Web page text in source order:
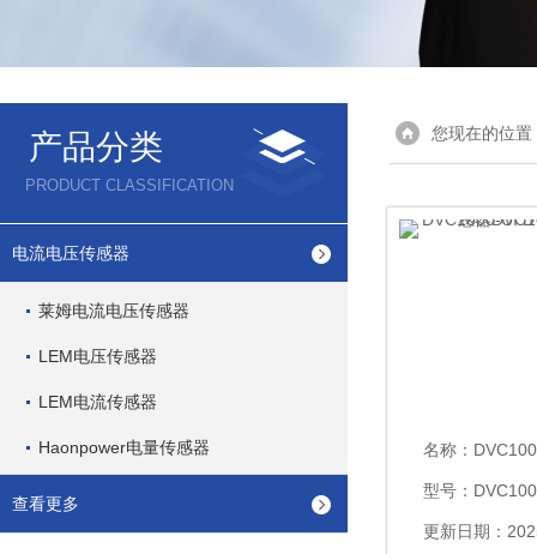
产品分类
PRODUCT CLASSIFICATION
电流电压传感器
莱姆电流电压传感器
LEM电压传感器
LEM电流传感器
Haonpower电量传感器
查看更多
您现在的位置
名称： DVC1000-UI
型号：
更新日期：